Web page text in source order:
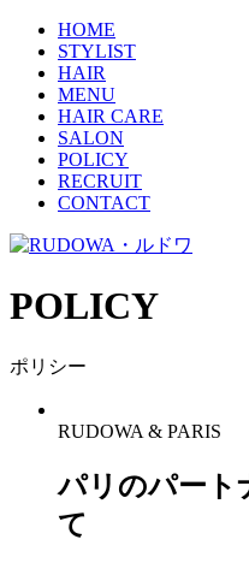
HOME
STYLIST
HAIR
MENU
HAIR CARE
SALON
POLICY
RECRUIT
CONTACT
POLICY
ポリシー
RUDOWA & PARIS
パリのパート
て